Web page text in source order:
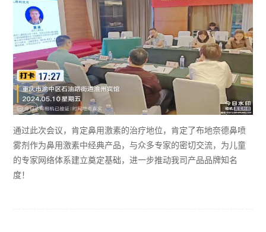
通过此次会议，肯定鼻用激素的治疗地位，肯定了布地奈德鼻喷
雾剂作为鼻用激素中经典产品，与众多专家的密切交流，为儿童
的专家网络体系建立奠定基础，进一步推动我司产品品牌知名
度！